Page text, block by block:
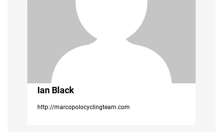
a
t
i
o
n
Ian Black
http://marcopolocyclingteam.com